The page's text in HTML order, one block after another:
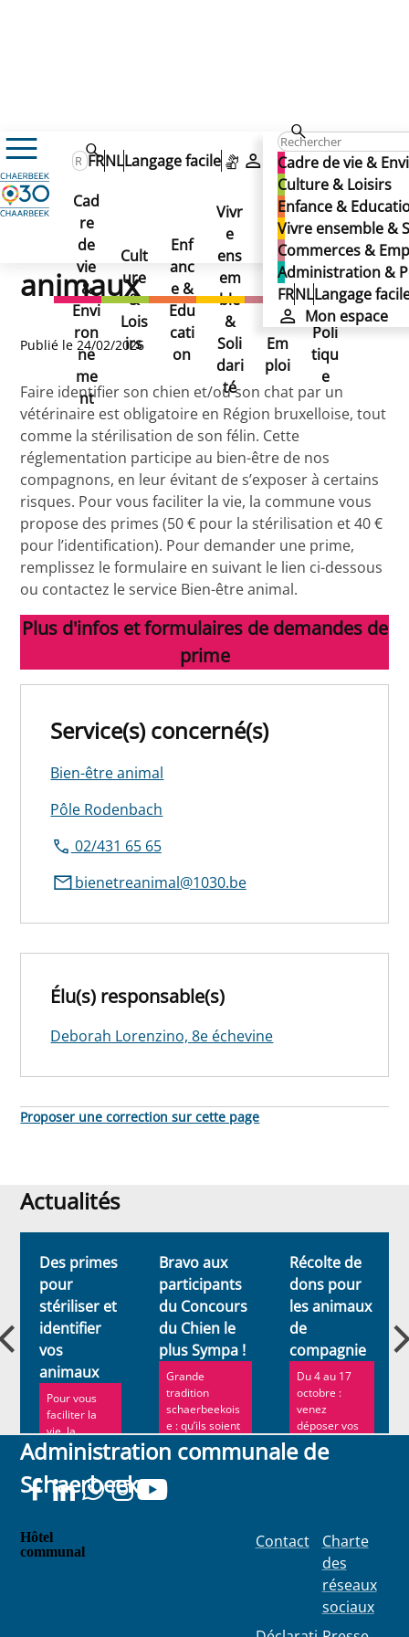
Cadre de vie &
Culture & Loisirs
Enfance &
Vivre ensemble &
Commerces &
Administration &
FRNLLangage
Mon espace
FRNLLangage facile
Mon espace
Cad
re
de
vie
&
Envi
ron
ne
me
nt
Cult
ure
&
Lois
irs
Enf
anc
e &
Edu
cati
on
Vivr
e
ens
em
ble
&
Soli
dari
té
Co
mm
erc
es
&
Em
ploi
Ad
min
istr
atio
n &
Poli
tiqu
e
Actualités
Des primes pour stériliser et identifier vos animaux
Des primes pour
stériliser et identifier vos
animaux
Des primes pour stériliser
et identifier vos animaux
Publié le 24/02/2026
Faire identifier son chien et/ou son chat par un
vétérinaire est obligatoire en Région bruxelloise, tout
comme la stérilisation de son félin. Cette
réglementation participe au bien-être de nos
compagnons, en leur évitant de s’exposer à certains
risques. Pour vous faciliter la vie, la commune vous
propose des primes (50 € pour la stérilisation et 40 €
pour l’identification). Pour demander une prime,
remplissez le formulaire en suivant le lien ci-dessous
ou contactez le service Bien-être animal.
Plus d'infos et formulaires de demandes de
prime
Service(s) concerné(s)
Bien-être animal
Pôle Rodenbach
02/431 65 65
bienetreanimal@1030.be
Élu(s) responsable(s)
Deborah Lorenzino, 8e échevine
Proposer une correction sur cette page
Actualités
Actualités
Des primes
pour
stériliser et
identifier
vos
animaux
Pour vous
faciliter la
vie, la
commune
vous
propose des
primes (50 €
Bravo aux
participants
du Concours
du Chien le
plus Sympa !
Grande
tradition
schaerbeekois
e : qu’ils soient
ou gran...
Récolte de
dons pour
les animaux
de
compagnie
Du 4 au 17
octobre :
venez
déposer vos
dons pour
nos amis à
Administration communale de
Schaerbeek
Hôtel
communal
Contact
Charte
des
réseaux
sociaux